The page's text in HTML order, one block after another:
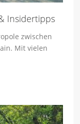
Insidertipps
zwischen
Mit vielen